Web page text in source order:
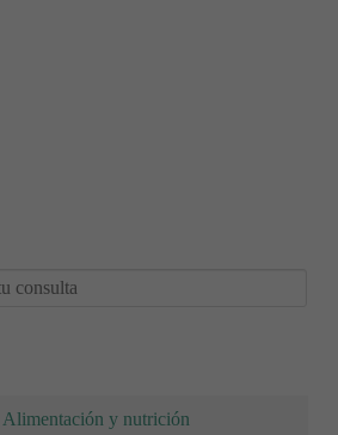
Alimentación y nutrición